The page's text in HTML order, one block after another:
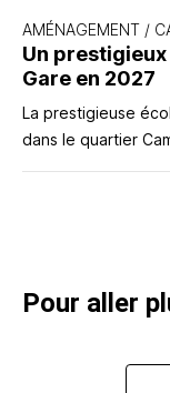
AMÉNAGEMENT /
Un
Gare en 2027
La prestigieuse
dans le quartier
Pour aller